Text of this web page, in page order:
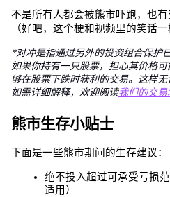
不是所有人都会被熊市吓跑，也有
（好吧，这个梗和视频里的笑话一
*对冲是指通过另外的投资组合保护
如果你持有一只股票，担心其价格
够在股票下跌时获利的交易。这样无
如需详细解释，欢迎阅读我们的交
熊市生存小贴士
下面是一些熊市期间的生存建议：
绝不投入超过可承受亏损
适用）